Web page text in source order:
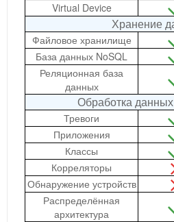
Virtual Device
Хранение
Файловое хранилище
База данных NoSQL
Реляционная база
данных
Обработка
Тревоги
Приложения
Классы
Корреляторы
Обнаружение устройств
Распределённая
архитектура